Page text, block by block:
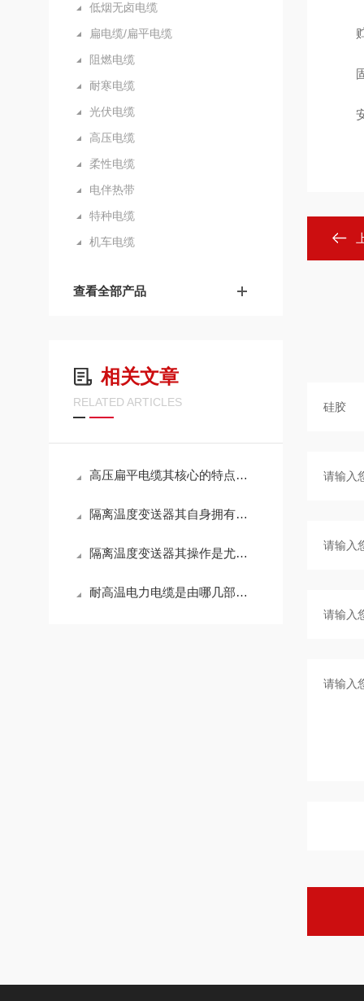
低烟无卤电缆
扁电缆/扁平电缆
阻燃电缆
耐寒电缆
光伏电缆
高压电缆
柔性电缆
电伴热带
特种电缆
机车电缆
查看全部产品
相关文章
RELATED ARTICLES
高压扁平电缆其核心的特点具体如下
隔离温度变送器其自身拥有怎样的作用呢？
隔离温度变送器其操作是尤为讲究的
耐高温电力电缆是由哪几部分组成的呢？
贮
固
安